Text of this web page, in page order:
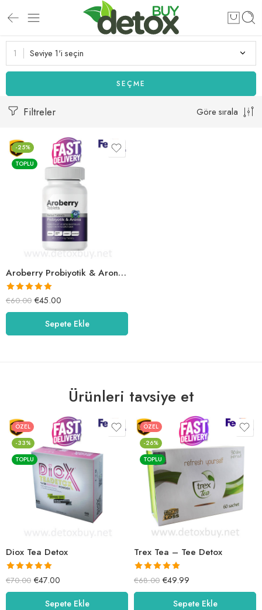
Seviye 1'i seçin
SEÇME
Filtreler Göre sırala
-25%
TOPLU
Aroberry Probiyotik & Aronia Tablet
5 üzerinden
5.03oy aldı
€60.00 €45.00
Sepete Ekle
Ürünleri tavsiye et
ÖZEL
-33%
TOPLU
Diox Tea Detox
5 üzerinden
5.00oy aldı
€70.00 €47.00
Sepete Ekle
ÖZEL
-26%
TOPLU
Trex Tea – Tee Detox
5 üzerinden
5.00oy aldı
€68.00 €49.99
Sepete Ekle